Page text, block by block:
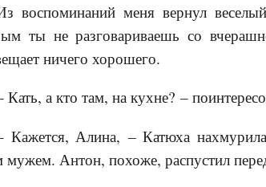
воспоминаний меня вернул
ты не разговариваешь со
ничего хорошего.
Кать, а кто там, на кухне? –
Кажется, Алина, – Катюха
мужем. Антон, похоже, распустил